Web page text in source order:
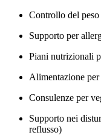
Controllo del
Supporto per
Piani nutrizionali
Alimentazione
Consulenze per
Supporto nei
reflusso)